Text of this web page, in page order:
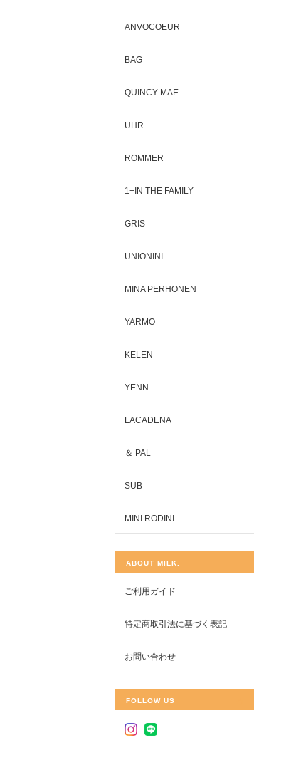
ANVOCOEUR
BAG
QUINCY MAE
UHR
ROMMER
1+IN THE FAMILY
GRIS
UNIONINI
MINA PERHONEN
YARMO
KELEN
YENN
LACADENA
＆ PAL
SUB
MINI RODINI
ABOUT MILK.
ご利用ガイド
特定商取引法に基づく表記
お問い合わせ
FOLLOW US